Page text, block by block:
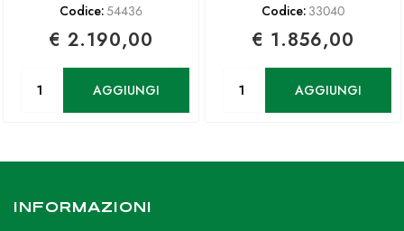
Codice:54436
€ 2.190,00
AGGIUNGI
Codice: 33040
€ 1.856,00
AGGIUNGI
INFORMAZIONI